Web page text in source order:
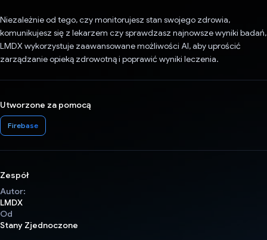
Niezależnie od tego, czy monitorujesz stan swojego zdrowia,
komunikujesz się z lekarzem czy sprawdzasz najnowsze wyniki badań,
LMDX wykorzystuje zaawansowane możliwości AI, aby uprościć
zarządzanie opieką zdrowotną i poprawić wyniki leczenia.
Utworzone za pomocą
Firebase
Zespół
Autor:
LMDX
Od
Stany Zjednoczone